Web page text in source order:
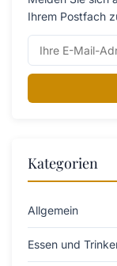
Ihrem Postfach
Kategorien
Allgemein
Essen und